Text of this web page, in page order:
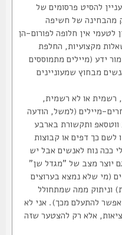
להסיט פרסומים של
של חשיפה
אין חלופה לפורום-הן
מקצועיות, החלפת
(מיילים מתמוססים
שמעוניינים
או לא רשמית,
(למשל, הודעה
ותקשורת בארבע
כך דפים או קבוצות
נוח לאנשים אבל יש
מצב של "מגדל שן"
שלא נמצא בערוצים
ממה שמתחולל
להתעלם מכך). אני לא
אלא רק להצטער שזה